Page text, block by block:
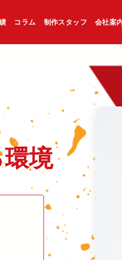
コラム 制作スタッフ 会社案
境